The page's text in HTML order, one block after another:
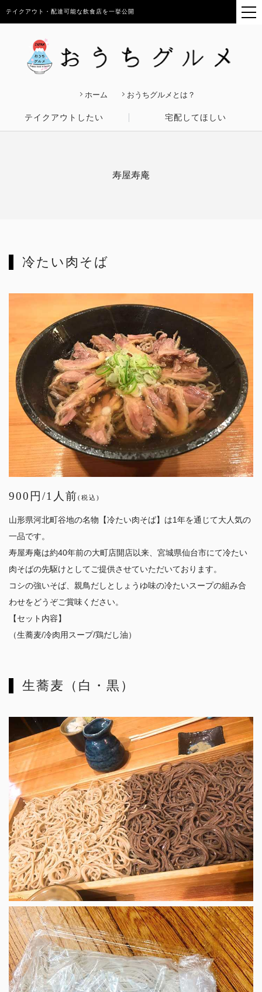
テイクアウト・配達可能な飲食店を一挙公開
ホーム おうちグルメとは？
テイクアウトしたい 宅配してほしい
寿屋寿庵
冷たい肉そば
900円/1人前(税込)
山形県河北町谷地の名物【冷たい肉そば】は1年を通じて大人気の
一品です。
寿屋寿庵は約40年前の大町店開店以来、宮城県仙台市にて冷たい
肉そばの先駆けとしてご提供させていただいております。
コシの強いそば、親鳥だしとしょうゆ味の冷たいスープの組み合
わせをどうぞご賞味ください。
【セット内容】
（生蕎麦/冷肉用スープ/鶏だし油）
生蕎麦（白・黒）